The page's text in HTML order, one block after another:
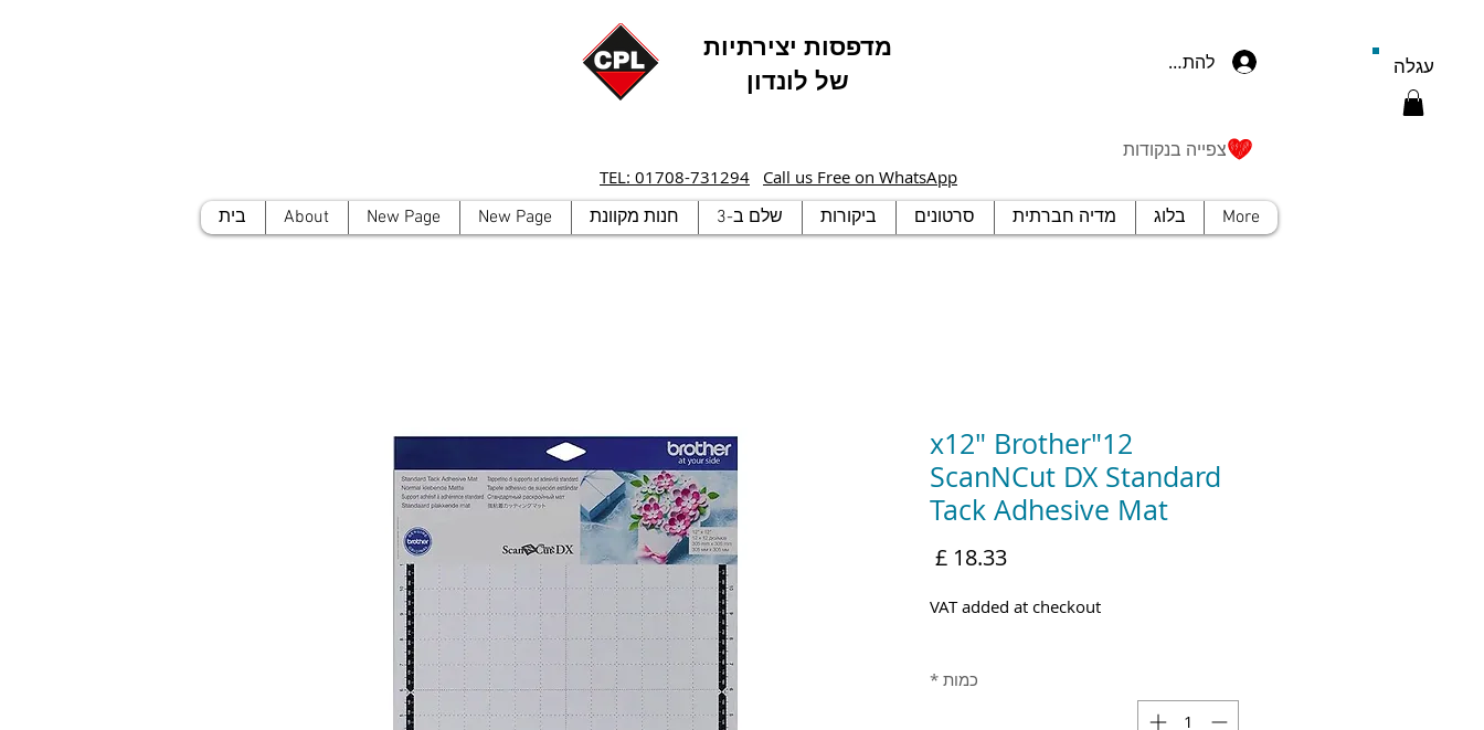
מדפסות יצירתיות
של לונדון
TEL: 01708-731294 Call us Free on WhatsApp
להתחברות
צפייה בנקודות
בית About New Page New Page חנות מקוונת שלם ב-3 ביקורות סרטונים מדיה חברתית בלוג More
עגלה
12"x12" Brother
ScanNCut DX Standard
Tack Adhesive Mat
מחיר
VAT added at checkout
כמות *